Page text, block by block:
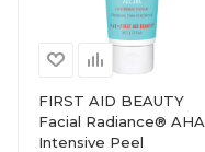
FIRST AID BEAUTY
Facial Radiance® AHA
Intensive Peel